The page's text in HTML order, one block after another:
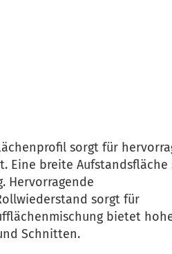
sorgt für
Eine breite Aufstandsfläche
Hervorragende
sorgt für
bietet
Schnitten.